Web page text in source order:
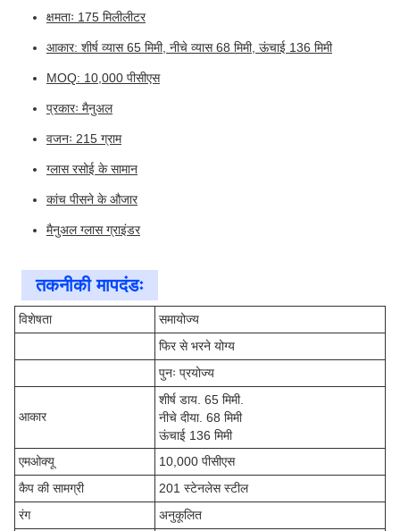
क्षमताः 175 मिलीलीटर
आकार: शीर्ष व्यास 65 मिमी, नीचे व्यास 68 मिमी, ऊंचाई 136 मिमी
MOQ: 10,000 पीसीएस
प्रकारः मैनुअल
वजनः 215 ग्राम
ग्लास रसोई के सामान
कांच पीसने के औजार
मैनुअल ग्लास ग्राइंडर
तकनीकी मापदंडः
विशेषता
समायोज्य
फिर से भरने योग्य
पुनः प्रयोज्य
आकार
शीर्ष डाय. 65 मिमी.
नीचे दीया. 68 मिमी
ऊंचाई 136 मिमी
एमओक्यू
10,000 पीसीएस
कैप की सामग्री
201 स्टेनलेस स्टील
रंग
अनुकूलित